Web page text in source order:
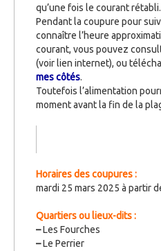
qu’une fois le courant rétabli.
Pendant la coupure pour
connaître l’heure
courant, vous pouvez
(voir lien internet), ou
mes côtés.
Toutefois l’alimentation
moment avant la fin de la
Horaires des coupures :
mardi 25 mars 2025 à partir
Quartiers ou lieux-dits :
–Les Fourches
–Le Perrier